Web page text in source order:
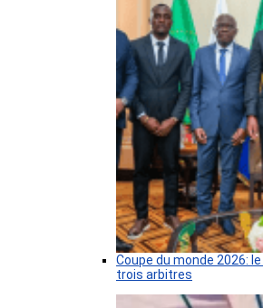
Coupe du monde 2026:
trois arbitres